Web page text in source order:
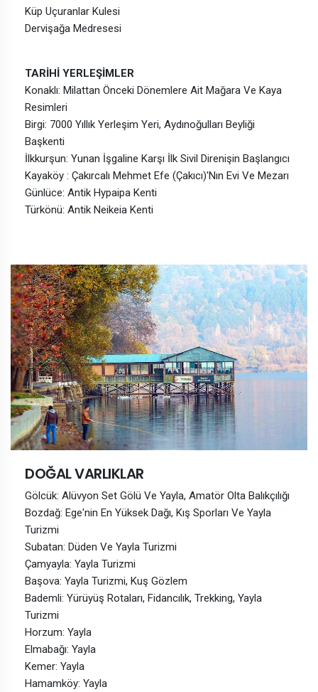
Küp Uçuranlar Kulesi
Dervişağa Medresesi
TARİHİ YERLEŞİMLER
Konaklı: Milattan Önceki Dönemlere Ait Mağara Ve Kaya
Resimleri
Birgi: 7000 Yıllık Yerleşim Yeri, Aydınoğulları Beyliği
Başkenti
İlkkurşun: Yunan İşgaline Karşı İlk Sivil Direnişin Başlangıcı
Kayaköy : Çakırcalı Mehmet Efe (Çakıcı)'Nın Evi Ve Mezarı
Günlüce: Antik Hypaipa Kenti
Türkönü: Antik Neikeia Kenti
DOĞAL VARLIKLAR
Gölcük: Alüvyon Set Gölü Ve Yayla, Amatör Olta Balıkçılığı
Bozdağ: Ege'nin En Yüksek Dağı, Kış Sporları Ve Yayla
Turizmi
Subatan: Düden Ve Yayla Turizmi
Çamyayla: Yayla Turizmi
Başova: Yayla Turizmi, Kuş Gözlem
Bademli: Yürüyüş Rotaları, Fidancılık, Trekking, Yayla
Turizmi
Horzum: Yayla
Elmabağı: Yayla
Kemer: Yayla
Hamamköy: Yayla